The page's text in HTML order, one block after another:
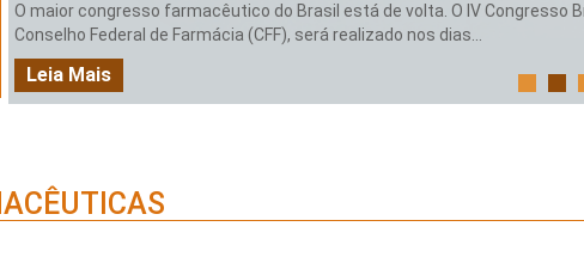
O maior congresso farmacêutico do Brasil está de volta. O IV Congresso
Conselho Federal de Farmácia (CFF), será realizado nos dias...
Leia Mais